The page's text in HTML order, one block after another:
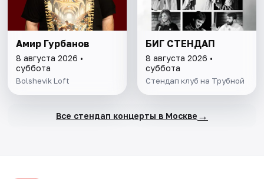
Амир Гурбанов
8 августа 2026 •
суббота
Bolshevik Loft
БИГ СТЕНДАП
8 августа 2026 •
суббота
Стендап клуб на Трубной
Все стендап концерты в Москве →